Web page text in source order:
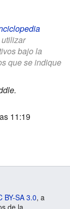
bajo la
que se indique
11:19
BY-SA 3.0, a